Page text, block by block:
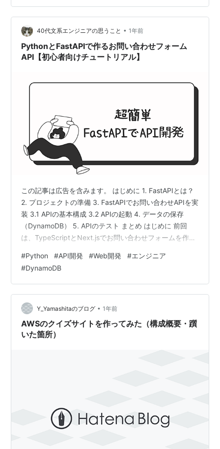
ていました。 ユーザーの払い出しまで完了し、問題なく
ログインしたり、一部のAWS リソースの作成などが行え
ていました。 しかし、Amplify CLI で下記のコマンドを
実行した際に…
40代文系エンジニアの思うこと • 1年前
PythonとFastAPIで作るお問い合わせフォーム
API【初心者向けチュートリアル】
この記事は広告を含みます。 はじめに 1. FastAPIとは？
2. プロジェクトの準備 3. FastAPIでお問い合わせAPIを実
装 3.1 APIの基本構成 3.2 APIの起動 4. データの保存
（DynamoDB） 5. APIのテスト まとめ はじめに 前回
は、TypeScriptとNext.jsでお問い合わせフォームを作る
FastAPIを使ってお問い合わせAPIを実装する方法を紹介
します！ このブログでは何回か、取り上げていますが、
FastAPIはPythonでAPIを作る際に便利なフレームワーク
で、高速・型安全・自動ドキュメン…
#Python #API開発 #Web開発 #エンジニア
#DynamoDB
Y_Yamashitaのブログ • 1年前
AWSのクイズサイトを作ってみた（構成概要・躓
いた箇所）